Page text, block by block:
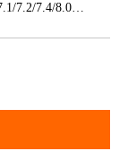
PHP 5.3/5.4/5.5/5.6/7.0/7.1/7.2/7.4/8.0、HTML web